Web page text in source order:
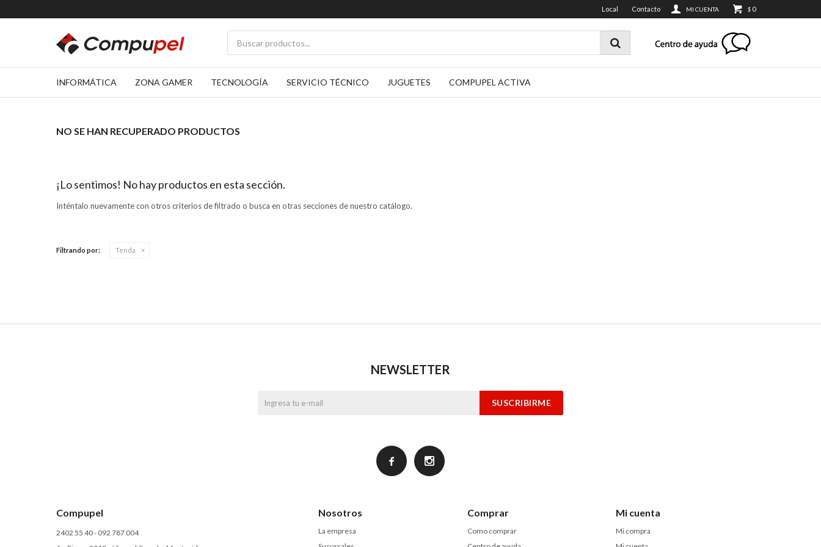
INFORMÁTICA ZONA GAMER TECNOLOGÍA SERVICIO TÉCNICO JUGUETES COMPUPEL ACTIVA
$ 0
Local Contacto
NO SE HAN RECUPERADO PRODUCTOS
¡Lo sentimos! No hay productos en esta sección.
Inténtalo nuevamente con otros criterios de filtrado o busca en otras secciones de nuestro catálogo.
Filtrando por: Tenda
Compupel
2402 55 40 - 092 787 004
Nosotros
La empresa
Comprar
Como comprar
Mi cuenta
Mi compra
NEWSLETTER
SUSCRIBIRME
 